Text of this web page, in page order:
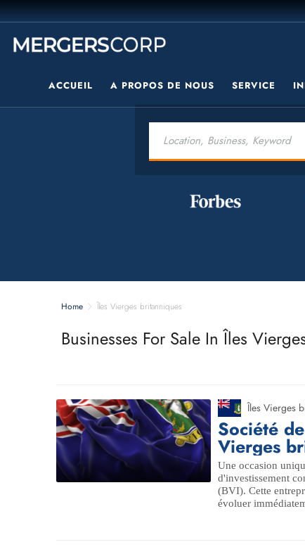
ACCUEIL A PROPOS DE NOUS SERVICE
Home Îles Vierges britanniques
Businesses For Sale In Îles
Îles Vierges
Société
Vierges
Une occasion
d'investissement
(BVI). Cette
évoluer